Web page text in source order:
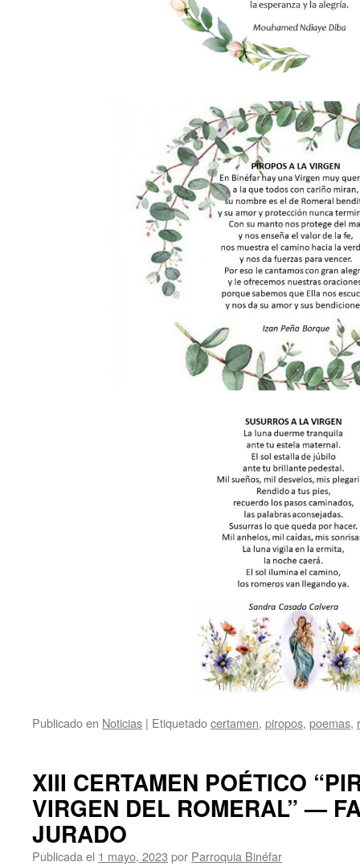
Publicado en Noticias | Etiquetadocertamen, piropos, poemas,
XIII CERTAMEN POÉTICO
VIRGEN DEL ROMERAL” —
JURADO
Publicada el 1 mayo, 2023 por Parroquia Binéfar